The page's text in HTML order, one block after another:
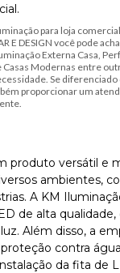
para loja comercial
E DESIGN você pode
Externa Casa,
Casas Modernas entre
Se
proporcionar um
produto versátil e
ambientes,
A KM
de alta
Além disso, a
contra
da fita de